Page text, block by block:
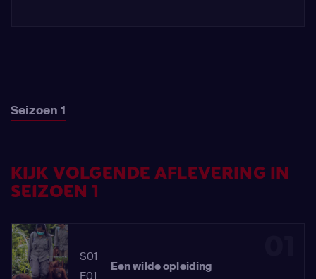
Seizoen 1
KIJK VOLGENDE AFLEVERING IN
SEIZOEN 1
S01
E01
Een wilde opleiding